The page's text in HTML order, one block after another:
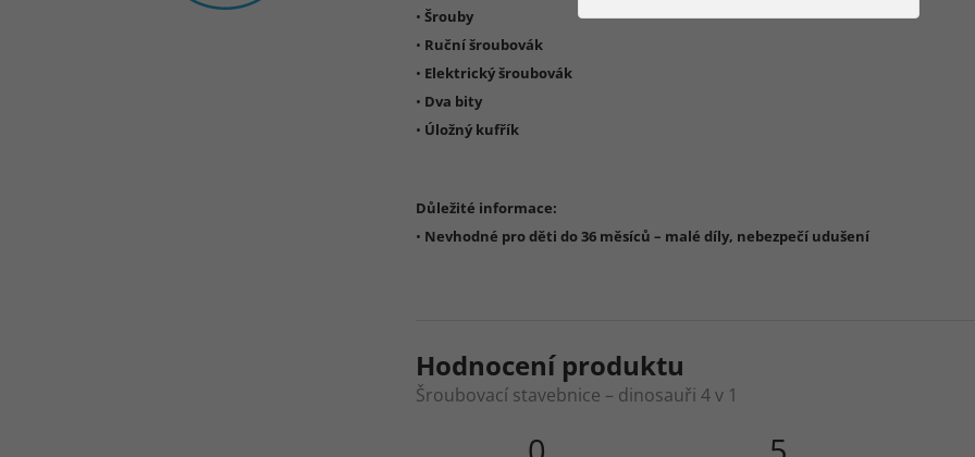
• Šrouby
• Ruční šroubovák
• Elektrický šroubovák
• Dva bity
• Úložný kufřík
Důležité informace:
• Nevhodné pro děti do 36 měsíců – malé díly, nebezpečí udušení
Hodnocení produktu
Šroubovací stavebnice – dinosauři 4 v 1